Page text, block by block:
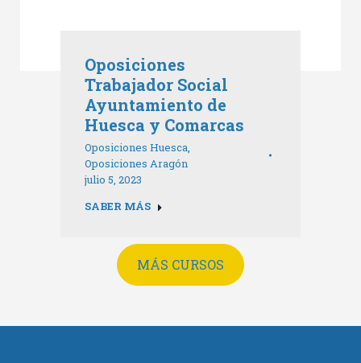
Oposiciones
Trabajador Social
Ayuntamiento de
Huesca y Comarcas
Oposiciones Huesca,
Oposiciones Aragón
julio 5, 2023
SABER MÁS
MÁS CURSOS